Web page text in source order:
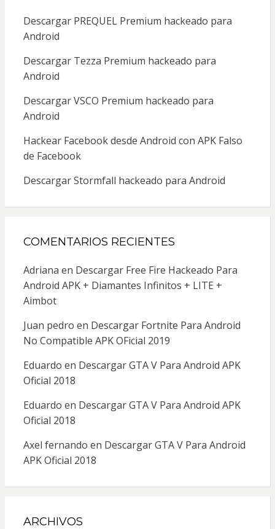
Descargar PREQUEL Premium hackeado para
Android
Descargar Tezza Premium hackeado para
Android
Descargar VSCO Premium hackeado para
Android
Hackear Facebook desde Android con APK Falso
de Facebook
Descargar Stormfall hackeado para Android
COMENTARIOS RECIENTES
Adriana en Descargar Free Fire Hackeado Para
Android APK + Diamantes Infinitos + LITE +
Aimbot
Juan pedro en Descargar Fortnite Para Android
No Compatible APK OFicial 2019
Eduardo en Descargar GTA V Para Android APK
Oficial 2018
Eduardo en Descargar GTA V Para Android APK
Oficial 2018
Axel fernando en Descargar GTA V Para Android
APK Oficial 2018
ARCHIVOS